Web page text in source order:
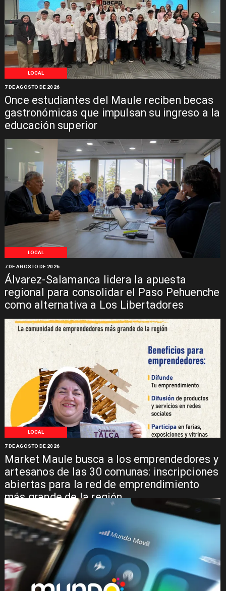
LOCAL
Once estudiantes del Maule reciben becas
gastronómicas que impulsan su ingreso a la
educación superior
7 DE AGOSTO DE 2026
LOCAL
Álvarez-Salamanca lidera la apuesta
regional para consolidar el Paso Pehuenche
como alternativa a Los Libertadores
7 DE AGOSTO DE 2026
LOCAL
Market Maule busca a los emprendedores y
artesanos de las 30 comunas: inscripciones
abiertas para la red de emprendimiento
más grande de la región
7 DE AGOSTO DE 2026